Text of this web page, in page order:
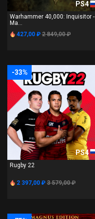
PS4
Warhammer 40,000: Inquisitor -
Ma...
427,00 ₽ 2 849,00 ₽
-33%
PS4
Rugby 22
2 397,00 ₽ 3 579,00 ₽